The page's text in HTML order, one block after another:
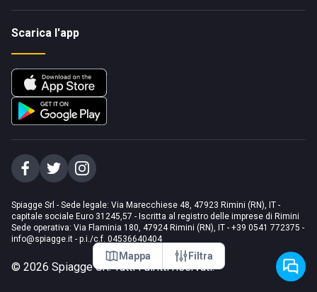
Mappa Filtra
Scarica l'app
Spiagge Srl - Sede legale: Via Marecchiese 48, 47923 Rimini (RN), IT -
capitale sociale Euro 31245,57 - Iscritta al registro delle imprese di Rimini
Sede operativa: Via Flaminia 180, 47924 Rimini (RN), IT - +39 0541 772375 -
info@spiagge.it - p.i./c.f. 04536640404
© 2026 Spiagge Srl. Tutti i diritti riservati.